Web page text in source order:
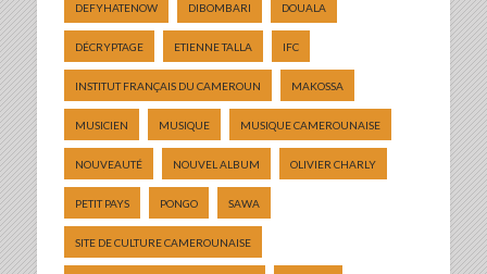
DEFYHATENOW DIBOMBARI DOUALA
DÉCRYPTAGE ETIENNE TALLA IFC
INSTITUT FRANÇAIS DU CAMEROUN MAKOSSA
MUSICIEN MUSIQUE MUSIQUE CAMEROUNAISE
NOUVEAUTÉ NOUVEL ALBUM OLIVIER CHARLY
PETIT PAYS PONGO SAWA
SITE DE CULTURE CAMEROUNAISE